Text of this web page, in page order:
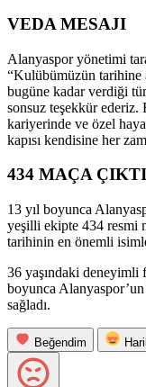
VEDA MESAJI
Alanyaspor yönetimi
“Kulübümüzün tarihine
bugüne kadar verdiği
sonsuz teşekkür ederiz.
kariyerinde ve özel
kapısı kendisine her
434 MAÇA ÇIKTI
13 yıl boyunca
yeşilli ekipte 434 resmi
tarihinin en önemli
36 yaşındaki deneyimli
boyunca Alanyaspor’un
sağladı.
Beğendim